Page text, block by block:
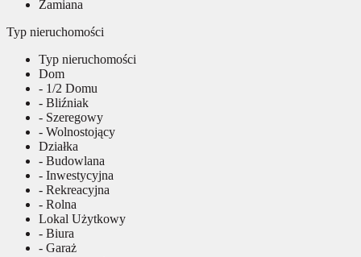
Zamiana
Typ nieruchomości
Typ nieruchomości
Dom
- 1/2 Domu
- Bliźniak
- Szeregowy
- Wolnostojący
Działka
- Budowlana
- Inwestycyjna
- Rekreacyjna
- Rolna
Lokal Użytkowy
- Biura
- Garaż